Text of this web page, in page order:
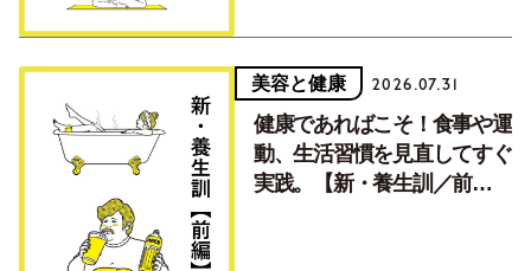
美容と健康 2026.07.31
健康であればこそ！食事や運
動、生活習慣を見直してすぐ
実践。【新・養生訓／前